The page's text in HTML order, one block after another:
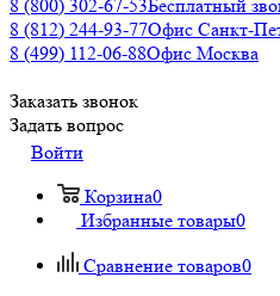
8 (800) 302-67-53Бесплатный
8 (812) 244-93-77Офис Санкт-
8 (499) 112-06-88Офис Москва
Заказать звонок
Задать вопрос
Войти
Корзина0
Избранные товары0
Сравнение товаров0